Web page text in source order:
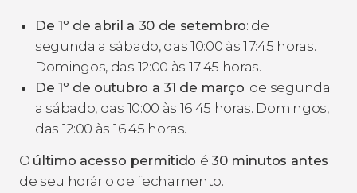
De 1º de abril a 30 de setembro: de
segunda a sábado, das 10:00 às 17:45 horas.
Domingos, das 12:00 às 17:45 horas.
De 1º de outubro a 31 de março: de segunda
a sábado, das 10:00 às 16:45 horas. Domingos,
das 12:00 às 16:45 horas.
O último acesso permitido é30 minutos antes
de seu horário de fechamento.